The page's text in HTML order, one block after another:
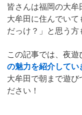
皆さんは福岡の大
大牟田に住んでい
だっけ？」と思う方
この記事では、夜
の魅力を紹介してい
大牟田で朝まで遊び
ださい！